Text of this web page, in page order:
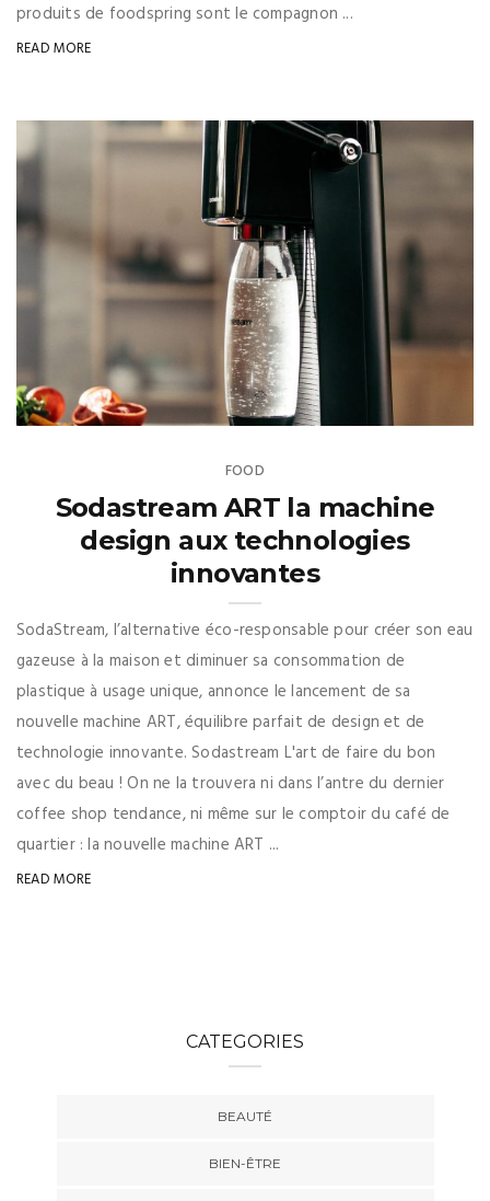
produits de foodspring sont le compagnon ...
READ MORE
FOOD
Sodastream ART la machine
design aux technologies
innovantes
SodaStream, l’alternative éco-responsable pour créer son eau
gazeuse à la maison et diminuer sa consommation de
plastique à usage unique, annonce le lancement de sa
nouvelle machine ART, équilibre parfait de design et de
technologie innovante. Sodastream L'art de faire du bon
avec du beau ! On ne la trouvera ni dans l’antre du dernier
coffee shop tendance, ni même sur le comptoir du café de
quartier : la nouvelle machine ART ...
READ MORE
CATEGORIES
BEAUTÉ
BIEN-ÊTRE